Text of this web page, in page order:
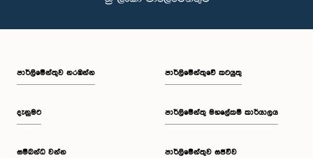
පාර්ලි‌මේන්තුව නරඹන්න
දැනුමට
සම්බන්ධ වන්න
පාර්ලිමේන්තුවේ කටයුතු
පාර්ලිමේන්තු මහලේකම් කාර්යාලය
පාර්ලිමේන්තුව සජීවීව